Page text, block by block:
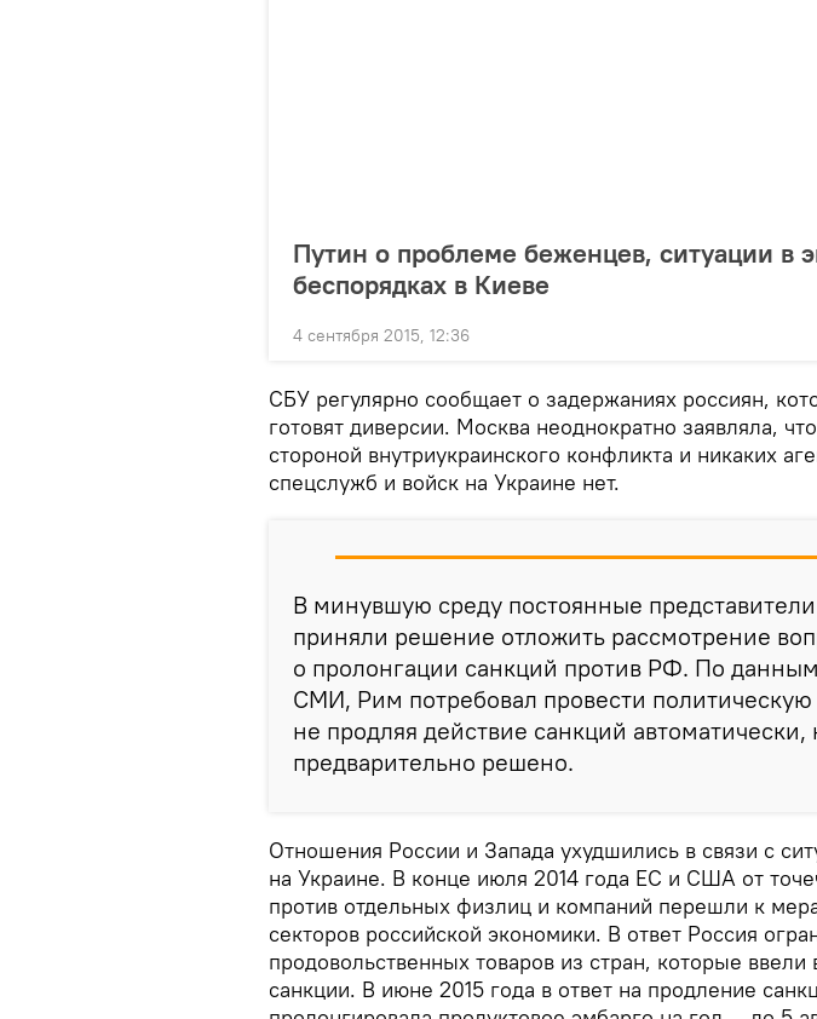
Путин о проблеме беженцев, ситуации в
беспорядках в Киеве
4 сентября 2015, 12:36
СБУ регулярно сообщает о задержаниях россиян,
готовят диверсии. Москва неоднократно заявляла,
стороной внутриукраинского конфликта и никаких
спецслужб и войск на Украине нет.
В минувшую среду постоянные
приняли решение отложить рассмотрение
о пролонгации санкций против РФ. По
СМИ, Рим потребовал провести
не продляя действие санкций автоматически,
предварительно решено.
Отношения России и Запада ухудшились в связи с
на Украине. В конце июля 2014 года ЕС и США от
против отдельных физлиц и компаний перешли к
секторов российской экономики. В ответ Россия
продовольственных товаров из стран, которые
санкции. В июне 2015 года в ответ на продление